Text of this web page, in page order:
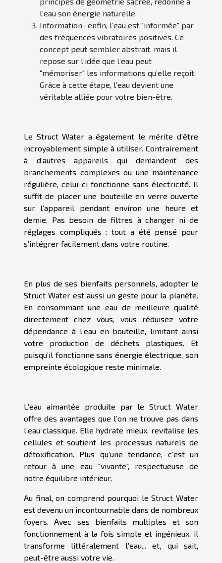
l’eau son énergie naturelle.
Information : enfin, l’eau est "informée" par
des fréquences vibratoires positives. Ce
concept peut sembler abstrait, mais il
repose sur l’idée que l’eau peut
"mémoriser" les informations qu’elle reçoit.
Grâce à cette étape, l’eau devient une
véritable alliée pour votre bien-être.
Le Struct Water a également le mérite d’être
incroyablement simple à utiliser. Contrairement
à d’autres appareils qui demandent des
branchements complexes ou une maintenance
régulière, celui-ci fonctionne sans électricité. Il
suffit de placer une bouteille en verre ouverte
sur l’appareil pendant environ une heure et
demie. Pas besoin de filtres à changer ni de
réglages compliqués : tout a été pensé pour
s’intégrer facilement dans votre routine.
En plus de ses bienfaits personnels, adopter le
Struct Water est aussi un geste pour la planète.
En consommant une eau de meilleure qualité
directement chez vous, vous réduisez votre
dépendance à l’eau en bouteille, limitant ainsi
votre production de déchets plastiques. Et
puisqu’il fonctionne sans énergie électrique, son
empreinte écologique reste minimale.
L’eau aimantée produite par le Struct Water
offre des avantages que l’on ne trouve pas dans
l’eau classique. Elle hydrate mieux, revitalise les
cellules et soutient les processus naturels de
détoxification. Plus qu’une tendance, c’est un
retour à une eau "vivante", respectueuse de
notre équilibre intérieur.
Au final, on comprend pourquoi le Struct Water
est devenu un incontournable dans de nombreux
foyers. Avec ses bienfaits multiples et son
fonctionnement à la fois simple et ingénieux, il
transforme littéralement l’eau... et, qui sait,
peut-être aussi votre vie.